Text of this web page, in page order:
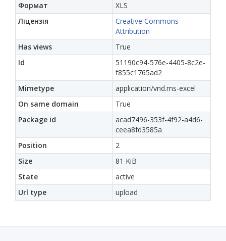
Формат
XLS
Ліцензія
Creative Commons
Attribution
Has views
True
Id
51190c94-576e-4405-8c2e-
f855c1765ad2
Mimetype
application/vnd.ms-excel
On same domain
True
Package id
acad7496-353f-4f92-a4d6-
ceea8fd3585a
Position
2
Size
81 KiB
State
active
Url type
upload